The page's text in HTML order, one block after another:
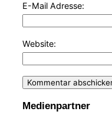
E-Mail Adresse:
Website:
Medienpartner